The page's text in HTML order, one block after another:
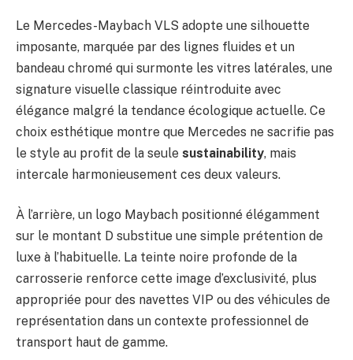
Le Mercedes-Maybach VLS adopte une silhouette
imposante, marquée par des lignes fluides et un
bandeau chromé qui surmonte les vitres latérales, une
signature visuelle classique réintroduite avec
élégance malgré la tendance écologique actuelle. Ce
choix esthétique montre que Mercedes ne sacrifie pas
le style au profit de la seule sustainability, mais
intercale harmonieusement ces deux valeurs.
À l’arrière, un logo Maybach positionné élégamment
sur le montant D substitue une simple prétention de
luxe à l’habituelle. La teinte noire profonde de la
carrosserie renforce cette image d’exclusivité, plus
appropriée pour des navettes VIP ou des véhicules de
représentation dans un contexte professionnel de
transport haut de gamme.